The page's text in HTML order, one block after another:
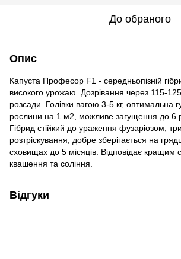
До обраного
Опис
Капуста Професор F1 - середньопізній
високого урожаю. Дозрівання через 115-125
розсади. Голівки вагою 3-5 кг, оптимальна
рослини на 1 м2, можливе загущення до 6
Гібрид стійкий до ураження фузаріозом,
розтріскування, добре зберігається на
сховищах до 5 місяців. Відповідає кращим
квашення та соління.
Відгуки